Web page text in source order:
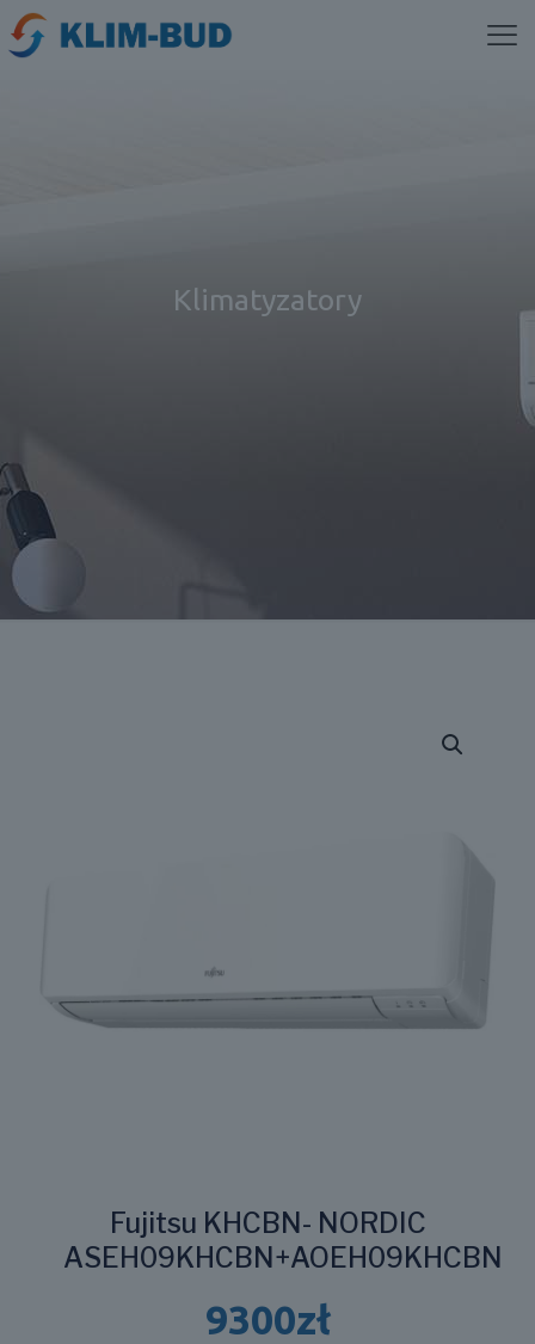
Klimatyzatory
Fujitsu KHCBN- NORDIC
ASEH09KHCBN+AOEH09KHCBN
9300zł